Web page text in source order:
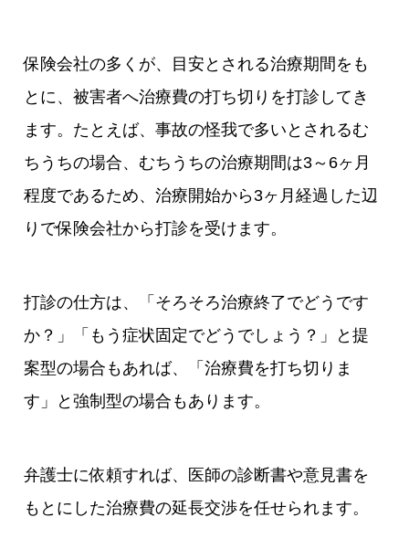
保険会社の多くが、目安とされる治療期間をも
とに、被害者へ治療費の打ち切りを打診してき
ます。たとえば、事故の怪我で多いとされるむ
ちうちの場合、むちうちの治療期間は3～6ヶ月
程度であるため、治療開始から3ヶ月経過した辺
りで保険会社から打診を受けます。
打診の仕方は、「そろそろ治療終了でどうです
か？」「もう症状固定でどうでしょう？」と提
案型の場合もあれば、「治療費を打ち切りま
す」と強制型の場合もあります。
弁護士に依頼すれば、医師の診断書や意見書を
もとにした治療費の延長交渉を任せられます。